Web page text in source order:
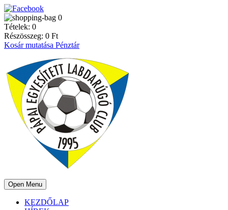
0
Tételek: 0
Részösszeg: 0 Ft
Kosár mutatása Pénztár
Open Menu
KEZDŐLAP